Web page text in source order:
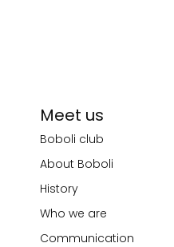
Meet us
Boboli club
About Boboli
History
Who we are
Communication